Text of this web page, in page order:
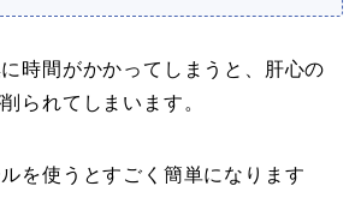
時間がかかってしまうと、肝心の
られてしまいます。
を使うとすごく簡単になります